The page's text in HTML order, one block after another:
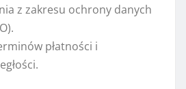
z zakresu ochrony danych
płatności i